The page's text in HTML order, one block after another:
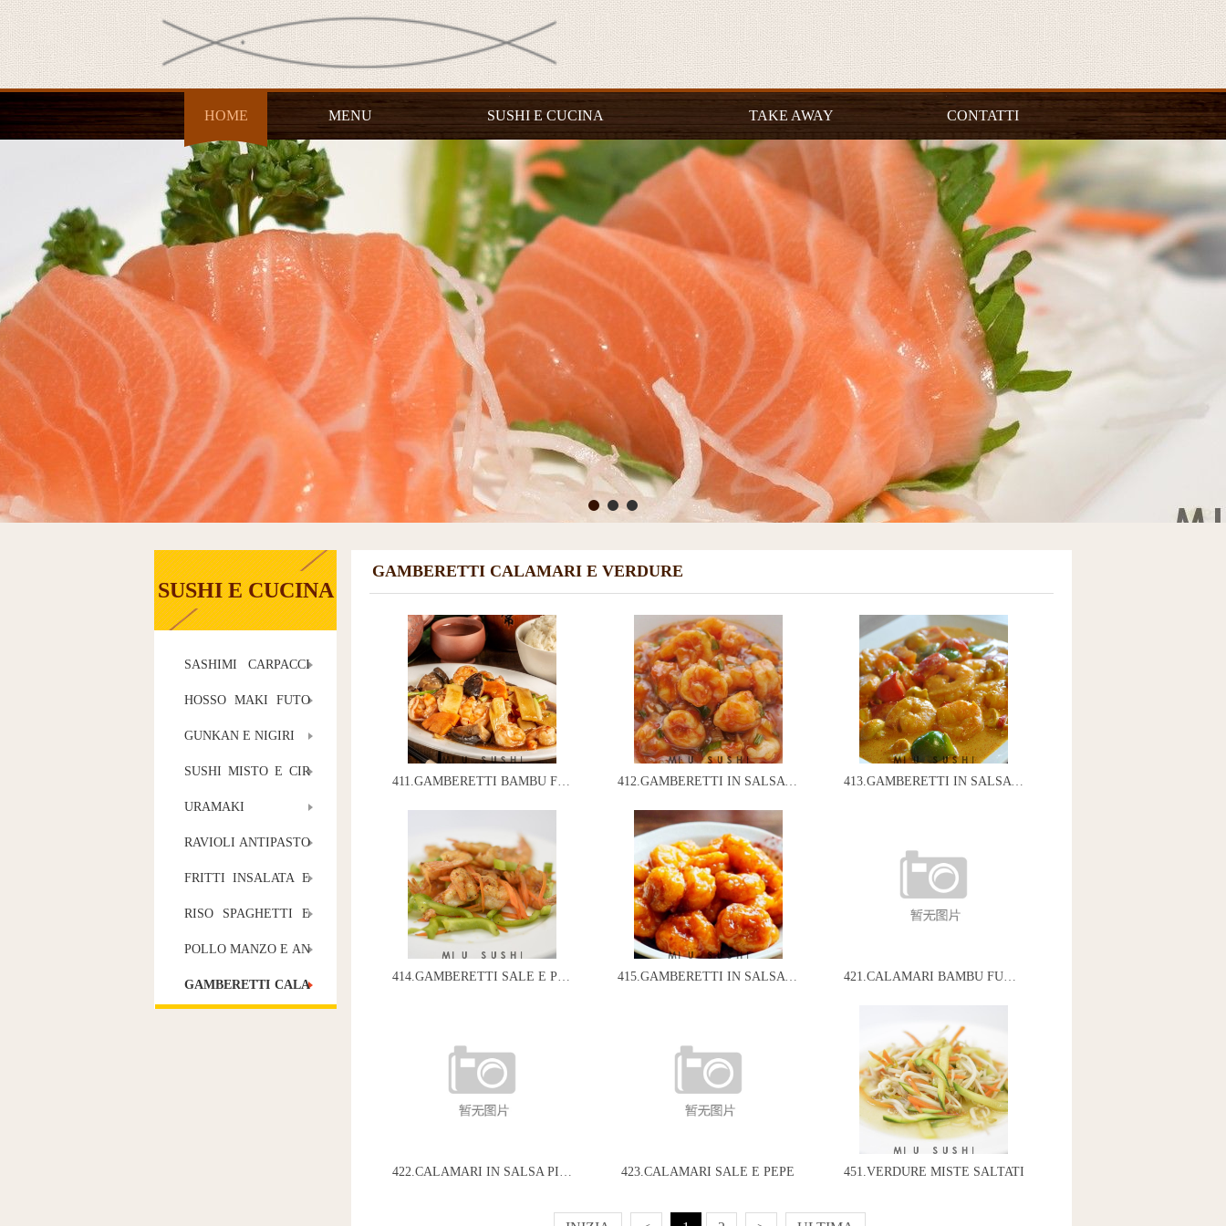
HOME MENU SUSHI E CUCINA TAKE AWAY CONTATTI
SUSHI E CUCINA
SASHIMI CARPACCI
O E TARTARA
HOSSO MAKI FUTO
MAKI E TEMAKI
GUNKAN E NIGIRI
SUSHI MISTO E CIR
ASHI
URAMAKI
RAVIOLI ANTIPASTO
E GRIGLIA
FRITTI INSALATA E
ZUPPA
RISO SPAGHETTI E
GNOCCHI
POLLO MANZO E AN
ATRA
GAMBERETTI CALA
GAMBERETTI CALAMARI E VERDURE
411.GAMBERETTI BAMBU FUNGHI 413.GAMBERETTI IN SALSA CURRY
414.GAMBERETTI SALE E PEPE 421.CALAMARI BAMBU FUNGHI
422.CALAMARI IN SALSA PICCANTE 423.CALAMARI SALE E PEPE 451.VERDURE MISTE SALTATI